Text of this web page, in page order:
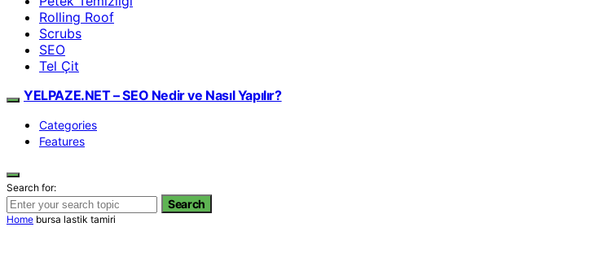
Rolling Roof
Scrubs
SEO
Tel Çit
YELPAZE.NET – SEO Nedir ve Nasıl Yapılır?
Categories
Features
Search for:
Search
Home bursa lastik tamiri